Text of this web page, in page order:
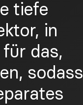
tiefe
in
das,
sodass